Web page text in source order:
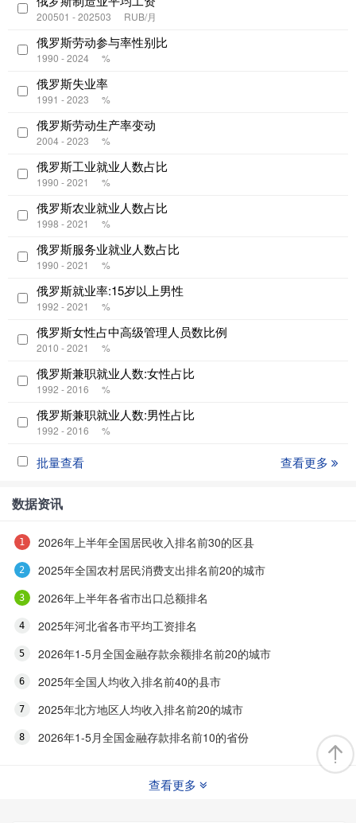
200501 - 202503 RUB/月
俄罗斯劳动参与率性别比
1990 - 2024 %
俄罗斯失业率
1991 - 2023 %
俄罗斯劳动生产率变动
2004 - 2023 %
俄罗斯工业就业人数占比
1990 - 2021 %
俄罗斯农业就业人数占比
1998 - 2021 %
俄罗斯服务业就业人数占比
1990 - 2021 %
俄罗斯就业率:15岁以上男性
1992 - 2021 %
俄罗斯女性占中高级管理人员数比例
2010 - 2021 %
俄罗斯兼职就业人数:女性占比
1992 - 2016 %
俄罗斯兼职就业人数:男性占比
1992 - 2016 %
批量查看 查看更多
数据资讯
2026年上半年全国居民收入排名前30的区县
2025年全国农村居民消费支出排名前20的城市
2026年上半年各省市出口总额排名
2025年河北省各市平均工资排名
2026年1-5月全国金融存款余额排名前20的城市
2025年全国人均收入排名前40的县市
2025年北方地区人均收入排名前20的城市
2026年1-5月全国金融存款排名前10的省份
查看更多